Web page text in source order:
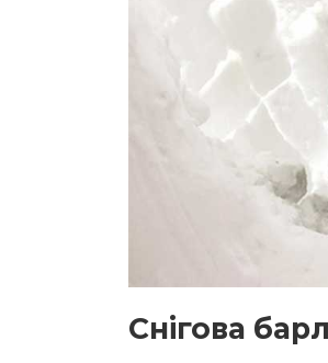
Снігова